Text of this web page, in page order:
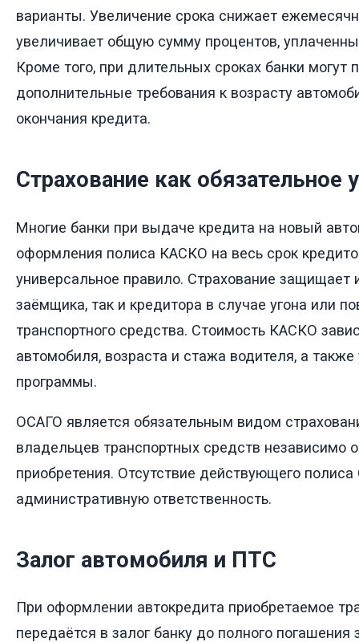
варианты. Увеличение срока снижает
увеличивает общую сумму процентов,
Кроме того, при длительных сроках банки могут
дополнительные требования к возрасту
окончания кредита.
Страхование как обязательное
Многие банки при выдаче кредита на новый
оформления полиса КАСКО на весь срок
универсальное правило. Страхование защищает
заёмщика, так и кредитора в случае угона или
транспортного средства. Стоимость КАСКО
автомобиля, возраста и стажа водителя, а также
программы.
ОСАГО является обязательным видом
владельцев транспортных средств независимо
приобретения. Отсутствие действующего
административную ответственность.
Залог автомобиля и ПТС
При оформлении автокредита приобретаемое
передаётся в залог банку до полного погашения